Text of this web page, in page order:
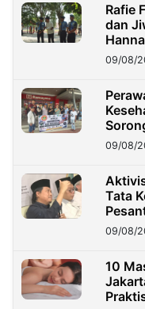
Rafie
dan
09/08/
09/08/
Tata
09/08/
10